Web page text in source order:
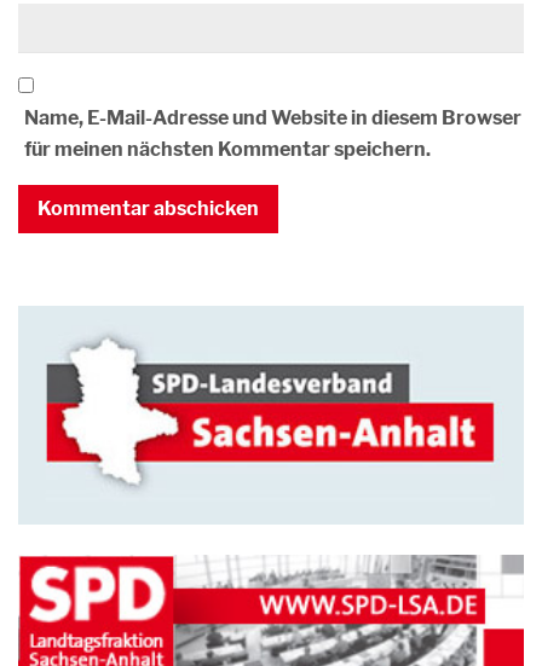
Name, E-Mail-Adresse und Website in diesem Browser
für meinen nächsten Kommentar speichern.